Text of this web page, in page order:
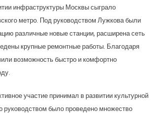
инфраструктуры Москвы сыграло
метро. Под руководством Лужкова были
различные новые станции, расширена сеть
крупные ремонтные работы. Благодаря
возможность быстро и комфортно
участие принимал в развитии культурной
руководством было проведено множество